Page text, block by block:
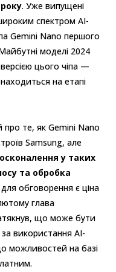
. Уже випущені
спектром AI-
Gemini Nano першого
моделі 2024
цього чіпа —
на етапі
те, як Gemini Nano
Samsung, але
у таких
та обробка
обговорення є ціна
глава
що може бути
використання AI-
можливостей на базі